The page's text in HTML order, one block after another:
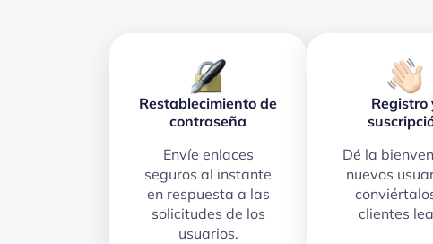
Restablecimiento de
contraseña
Envíe enlaces
seguros al instante
en respuesta a las
solicitudes de los
usuarios.
Registro
Dé la
nuevos
clientes